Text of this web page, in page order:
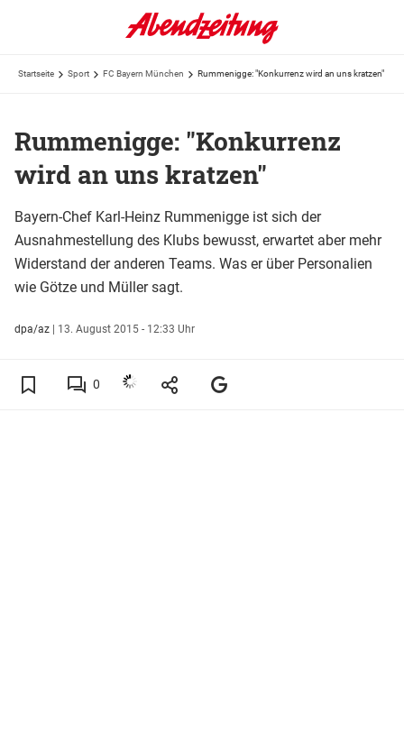
Startseite Sport FC Bayern München Rummenigge: "Konkurrenz wird an uns kratzen"
Rummenigge: "Konkurrenz
wird an uns kratzen"
Bayern-Chef Karl-Heinz Rummenigge ist sich der
Ausnahmestellung des Klubs bewusst, erwartet aber mehr
Widerstand der anderen Teams. Was er über Personalien
wie Götze und Müller sagt.
dpa/az | 13. August 2015 - 12:33 Uhr
0